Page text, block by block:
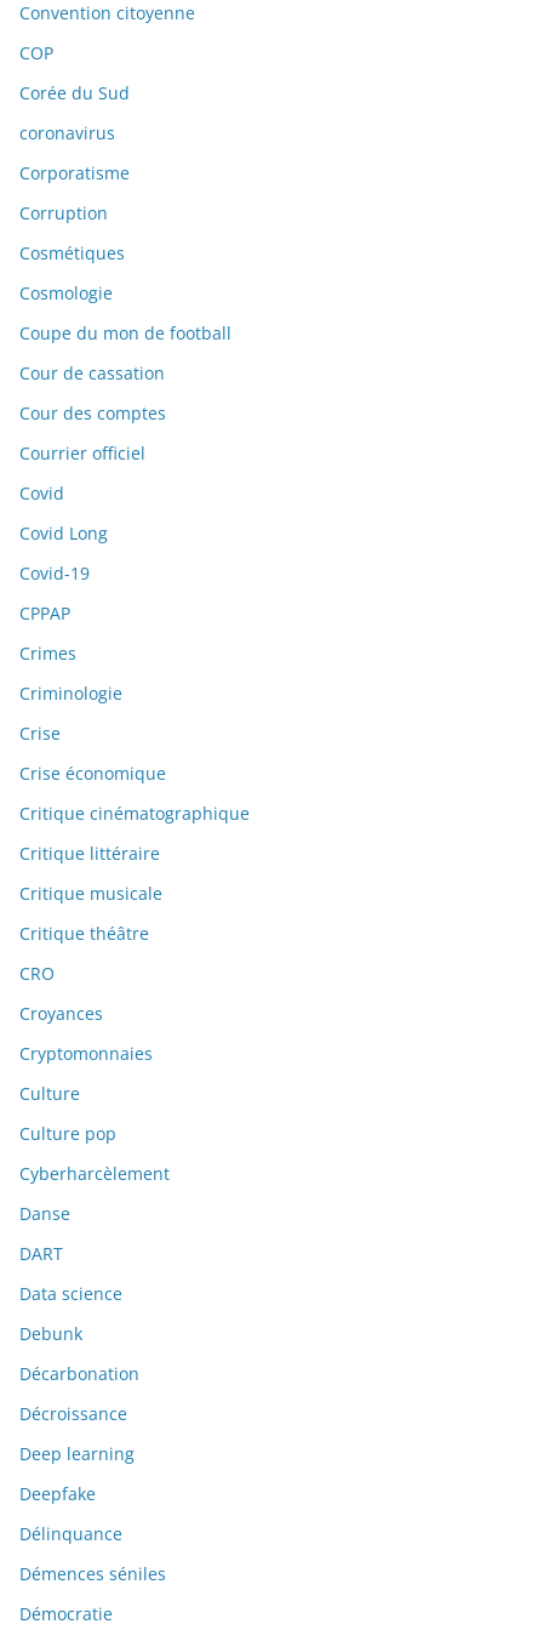
Convention citoyenne
COP
Corée du Sud
coronavirus
Corporatisme
Corruption
Cosmétiques
Cosmologie
Coupe du mon de football
Cour de cassation
Cour des comptes
Courrier officiel
Covid
Covid Long
Covid-19
CPPAP
Crimes
Criminologie
Crise
Crise économique
Critique cinématographique
Critique littéraire
Critique musicale
Critique théâtre
CRO
Croyances
Cryptomonnaies
Culture
Culture pop
Cyberharcèlement
Danse
DART
Data science
Debunk
Décarbonation
Décroissance
Deep learning
Deepfake
Délinquance
Démences séniles
Démocratie